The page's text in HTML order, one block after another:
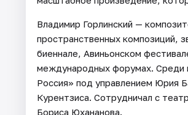
Владимир Горлинский —
пространственных композиций,
биеннале, Авиньонском
международных форумах. Среди
Россия» под управлением Юрия
Курентзиса. Сотрудничал с
Бориса Юхананова.